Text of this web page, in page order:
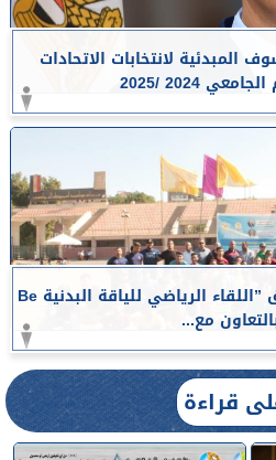
لانتخابات الاتحادات
2024 /2025
جامعة أسيوط تشهد انطلاق ”اللقاء الرياضي للياقة البدنية Be
قراءة